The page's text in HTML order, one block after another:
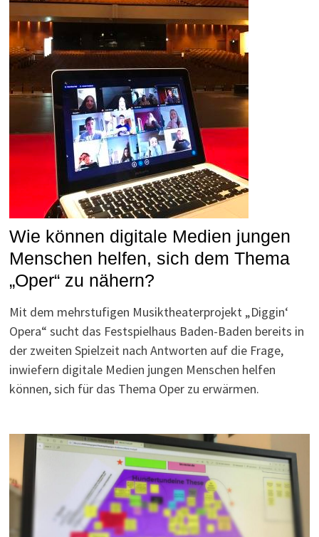
Wie können digitale Medien jungen
Menschen helfen, sich dem Thema
„Oper“ zu nähern?
Mit dem mehrstufigen Musiktheaterprojekt „Diggin‘
Opera“ sucht das Festspielhaus Baden-Baden bereits in
der zweiten Spielzeit nach Antworten auf die Frage,
inwiefern digitale Medien jungen Menschen helfen
können, sich für das Thema Oper zu erwärmen.